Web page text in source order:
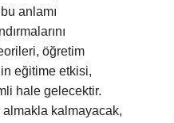
anlamı
öğretim
eğitime etkisi,
hale gelecektir.
kalmayacak,